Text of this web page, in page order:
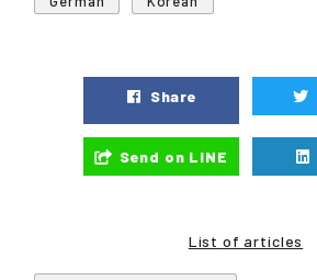
Share
Send on LINE
List of articles